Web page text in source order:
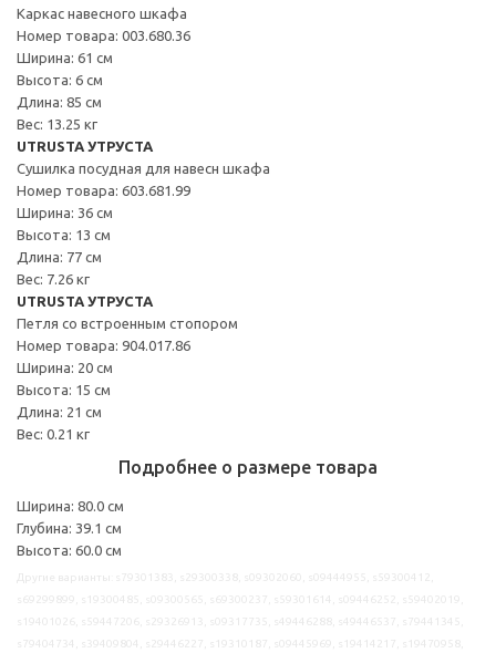
Каркас навесного шкафа
Номер товара: 003.680.36
Ширина: 61 см
Высота: 6 см
Длина: 85 см
Вес: 13.25 кг
UTRUSTA УТРУСТА
Сушилка посудная для навесн шкафа
Номер товара: 603.681.99
Ширина: 36 см
Высота: 13 см
Длина: 77 см
Вес: 7.26 кг
UTRUSTA УТРУСТА
Петля со встроенным стопором
Номер товара: 904.017.86
Ширина: 20 см
Высота: 15 см
Длина: 21 см
Вес: 0.21 кг
Подробнее о размере товара
Ширина: 80.0 см
Глубина: 39.1 см
Высота: 60.0 см